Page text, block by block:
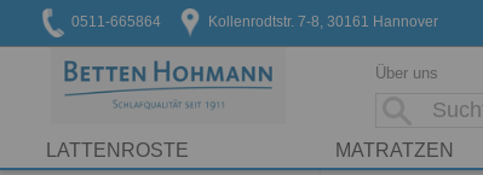
0511-665864 Kollenrodtstr. 7-8, 30161 Hannover
Über uns
LATTENROSTE MATRATZEN